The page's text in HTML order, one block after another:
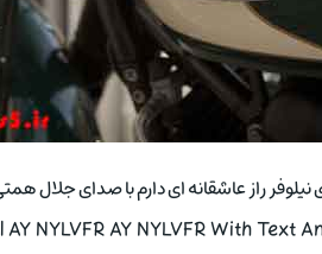
آی نیلوفر راز عاشقانه ای دارم با صدای
NYLVFR AY NYLVFR With